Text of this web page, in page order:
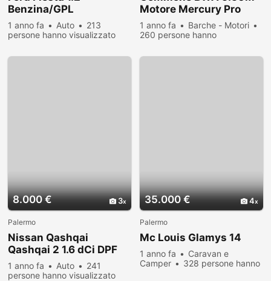
Benzina/GPL
102.000KM LEGGI
1 anno fa Auto
213
persone hanno visualizzato
Motore Mercury Pro
2016 40/70
1 anno fa
Barche - Motori
260 persone hanno
8.000 € 3
Palermo
Nissan Qashqai
Qashqai 2 1.6 dCi DPF
Acenta
1 anno fa Auto
241
persone hanno visualizzato
35.000 € 4
Palermo
Mc Louis Glamys 14
1 anno fa
Caravan e
Camper
328 persone hanno